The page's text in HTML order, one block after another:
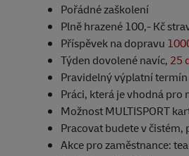
Pořádné zaškolení
Plně hrazené 100,- Kč
Příspěvek na dopravu
Týden dovolené navíc, 25
Pravidelný výplatní
Práci, která je vhodná pro
Možnost MULTISPORT
Pracovat budete v
Akce pro zaměstnance: